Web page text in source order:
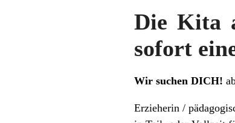
Die Kita
sofort
Wir suchen DICH!
Erzieherin /